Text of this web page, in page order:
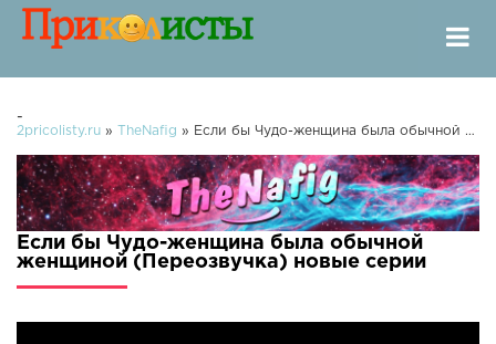
-
2pricolisty.ru » TheNafig » Если бы Чудо-женщина была обычной женщиной (Переозвучка)
Если бы Чудо-женщина была обычной
женщиной (Переозвучка) новые серии